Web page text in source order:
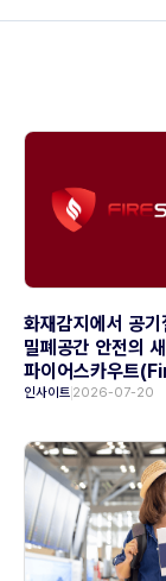
화재감지에서 공
밀폐공간 안전의
파이어스카우트
인사이트 2026-07-20